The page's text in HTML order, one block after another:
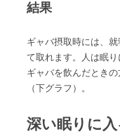
結果
ギャバ摂取時には、
て取れます。人は眠り
ギャバを飲んだとき
（下グラフ）。
深い眠りに